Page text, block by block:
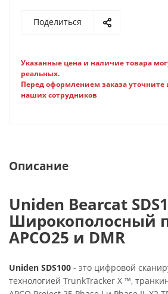
Поделиться
Указанные цена и наличие товара
реальных.
Перед оформлением заказа
наших сотрудников
Описание
Uniden Bearcat
Широкополосный
APCO25 и DMR
Uniden SDS100 - это цифровой
технологией TrunkTracker X ™,